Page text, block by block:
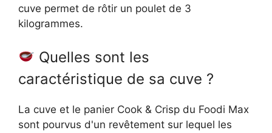
cuve permet de rôtir un poulet de 3
kilogrammes.
Quelles sont les
caractéristique de sa cuve ?
La cuve et le panier Cook & Crisp du Foodi Max
sont pourvus d'un revêtement sur lequel les